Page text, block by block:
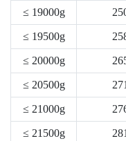
≤ 19000g
≤ 19500g
≤ 20000g
≤ 20500g
≤ 21000g
≤ 21500g